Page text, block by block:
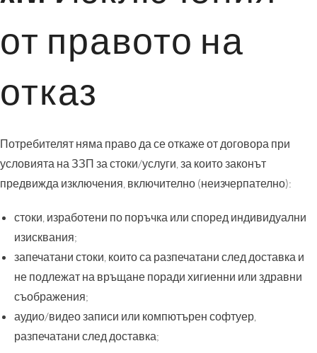
от правото на
отказ
Потребителят няма право да се откаже от договора при
условията на ЗЗП за стоки/услуги, за които законът
предвижда изключения, включително (неизчерпателно):
стоки, изработени по поръчка или според индивидуални
изисквания;
запечатани стоки, които са разпечатани след доставка и
не подлежат на връщане поради хигиенни или здравни
съображения;
аудио/видео записи или компютърен софтуер,
разпечатани след доставка;